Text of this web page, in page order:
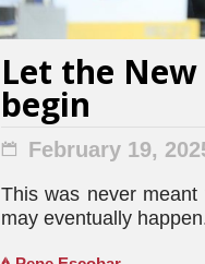
Let the
begin
February 19,
This was never
may eventually